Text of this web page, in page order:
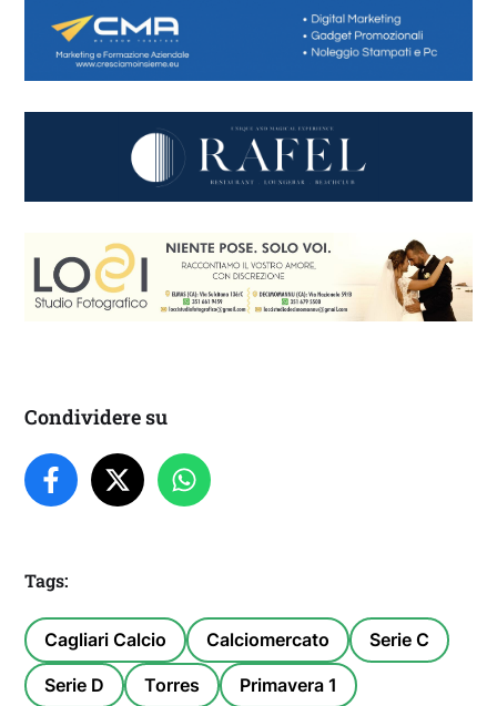
Condividere su
Tags:
Cagliari Calcio Calciomercato Serie C
Serie D Torres Primavera 1